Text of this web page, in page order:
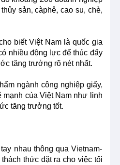
sản, càphê, cao su, chè,
biết Việt Nam là quốc gia
nhiều động lực để thúc đẩy
tăng trưởng rõ nét nhất.
ngành công nghiệp giấy,
mạnh của Việt Nam như linh
tăng trưởng tốt.
nhau thông qua Vietnam-
thức đặt ra cho việc tối